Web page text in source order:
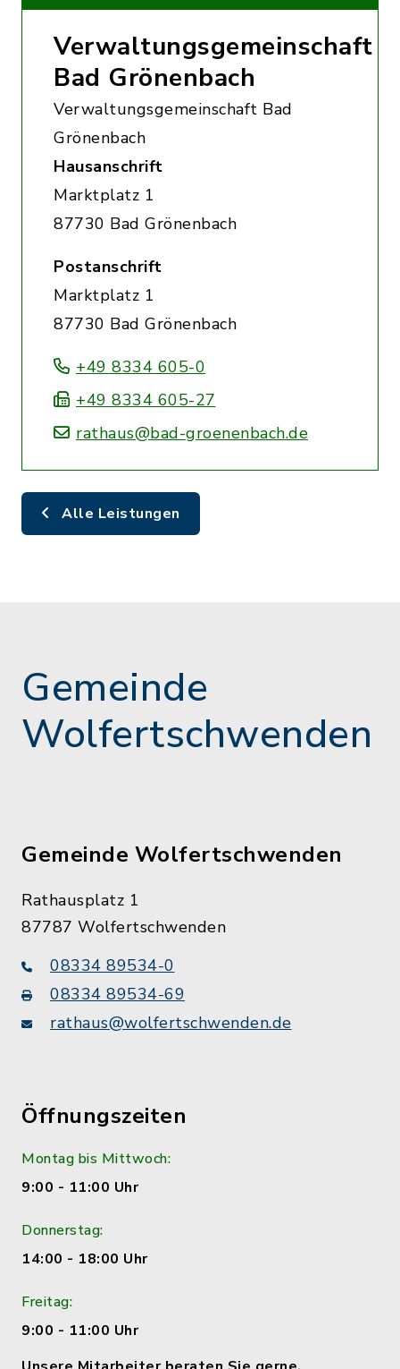
Verwaltungsgemeinschaft
Bad Grönenbach
Verwaltungsgemeinschaft Bad
Grönenbach
Hausanschrift
Marktplatz 1
87730 Bad Grönenbach
Postanschrift
Marktplatz 1
87730 Bad Grönenbach
+49 8334 605-0
+49 8334 605-27
rathaus@bad-groenenbach.de
Alle Leistungen
Gemeinde
Wolfertschwenden
Gemeinde Wolfertschwenden
Rathausplatz 1
87787 Wolfertschwenden
08334 89534-0
08334 89534-69
rathaus@wolfertschwenden.de
Öffnungszeiten
Montag bis Mittwoch:
9:00 - 11:00 Uhr
Donnerstag:
14:00 - 18:00 Uhr
Freitag:
9:00 - 11:00 Uhr